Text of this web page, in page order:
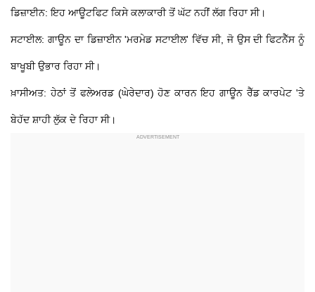
ਡਿਜ਼ਾਈਨ: ਇਹ ਆਊਟਫਿਟ ਕਿਸੇ ਕਲਾਕਾਰੀ ਤੋਂ ਘੱਟ ਨਹੀਂ ਲੱਗ ਰਿਹਾ ਸੀ।
ਸਟਾਈਲ: ਗਾਊਨ ਦਾ ਡਿਜ਼ਾਈਨ 'ਮਰਮੇਡ ਸਟਾਈਲ' ਵਿੱਚ ਸੀ, ਜੋ ਉਸ ਦੀ ਫਿਟਨੈੱਸ ਨੂੰ
ਬਾਖੂਬੀ ਉਭਾਰ ਰਿਹਾ ਸੀ।
ਖ਼ਾਸੀਅਤ: ਹੇਠਾਂ ਤੋਂ ਫਲੇਅਰਡ (ਘੇਰੇਦਾਰ) ਹੋਣ ਕਾਰਨ ਇਹ ਗਾਊਨ ਰੈੱਡ ਕਾਰਪੇਟ 'ਤੇ
ਬੇਹੱਦ ਸ਼ਾਹੀ ਲੁੱਕ ਦੇ ਰਿਹਾ ਸੀ।